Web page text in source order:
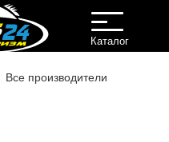
Toggle
navigation
Каталог
Все производители